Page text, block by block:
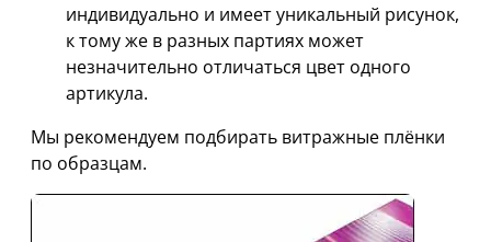
индивидуально и имеет уникальный рисунок,
к тому же в разных партиях может
незначительно отличаться цвет одного
артикула.
Мы рекомендуем подбирать витражные плёнки
по образцам.